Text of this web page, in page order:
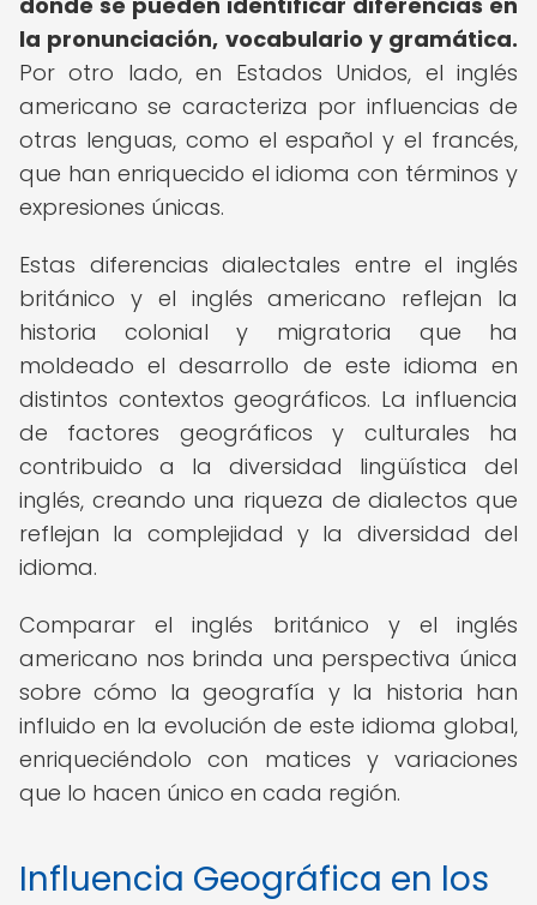
la pronunciación, vocabulario y gramática.
Por otro lado, en Estados Unidos, el inglés
americano se caracteriza por influencias de
otras lenguas, como el español y el francés,
que han enriquecido el idioma con términos y
expresiones únicas.
Estas diferencias dialectales entre el inglés
británico y el inglés americano reflejan la
historia colonial y migratoria que ha
moldeado el desarrollo de este idioma en
distintos contextos geográficos. La influencia
de factores geográficos y culturales ha
contribuido a la diversidad lingüística del
inglés, creando una riqueza de dialectos que
reflejan la complejidad y la diversidad del
idioma.
Comparar el inglés británico y el inglés
americano nos brinda una perspectiva única
sobre cómo la geografía y la historia han
influido en la evolución de este idioma global,
enriqueciéndolo con matices y variaciones
que lo hacen único en cada región.
Influencia Geográfica en los